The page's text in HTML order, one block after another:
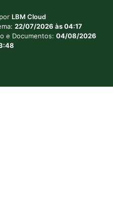
LBM Cloud
22/07/2026 às 04:17
e Documentos: 04/08/2026